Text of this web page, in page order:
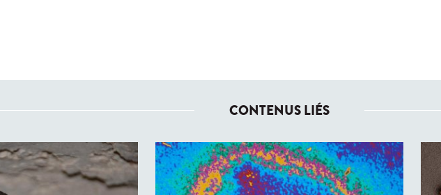
CONTENUS LIÉS